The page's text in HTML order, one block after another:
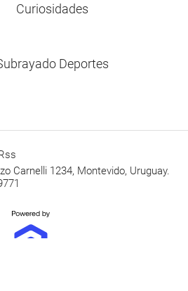
Curiosidades
Deportes
Carnelli 1234, Montevido, Uruguay.